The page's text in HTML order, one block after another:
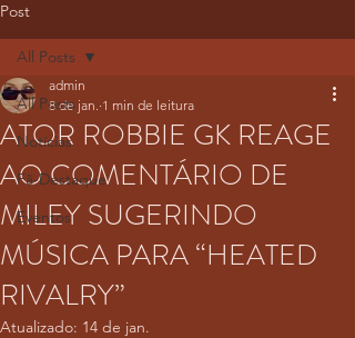
Post
All Posts
Notícias
Fã-Destaque
Eventos
All Posts
ATOR ROBBIE GK REAGE
AO COMENTÁRIO DE
MILEY SUGERINDO
MÚSICA PARA “HEATED
RIVALRY”
admin
8 de jan. 1 min de leitura
Atualizado: 14 de jan.